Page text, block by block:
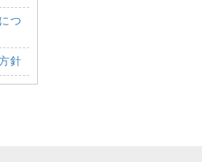
つ
針